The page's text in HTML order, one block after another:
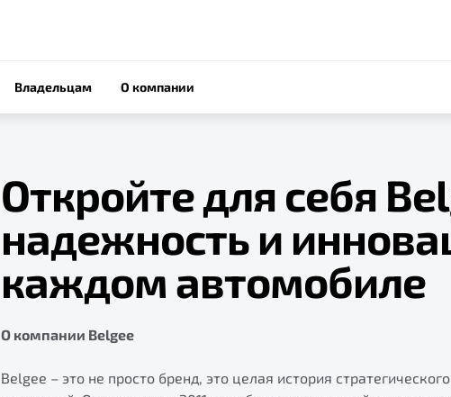
Владельцам О компании
Откройте для себя
надежность и
каждом автомобиле
О компании Belgee
Belgee – это не просто бренд, это целая история